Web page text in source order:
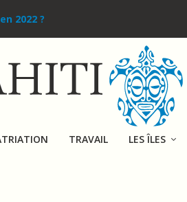
2022 ?
TRAVAIL LES ÎLES